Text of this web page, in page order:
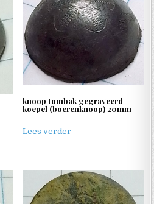
knoop tombak gegraveerd
koepel (boerenknoop) 20mm
Lees verder